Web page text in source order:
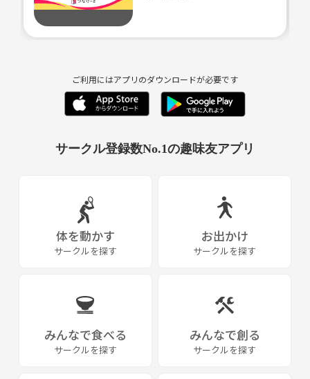
ご利用にはアプリのダウンロードが必要です
サークル登録数No.1の趣味友アプリ
体を動かす
サークルを探す
お出かけ
サークルを探す
みんなで食べる
サークルを探す
みんなで創る
サークルを探す